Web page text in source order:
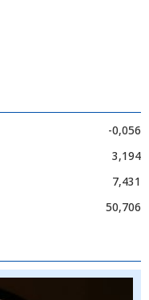
-0,056
3,194
7,431
50,706